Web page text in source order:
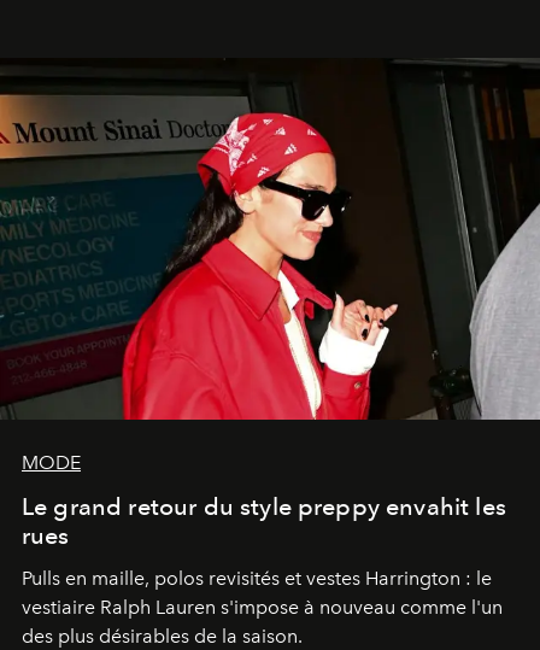
MODE
Le grand retour du style preppy envahit les
rues
Pulls en maille, polos revisités et vestes Harrington : le
vestiaire Ralph Lauren s'impose à nouveau comme l'un
des plus désirables de la saison.